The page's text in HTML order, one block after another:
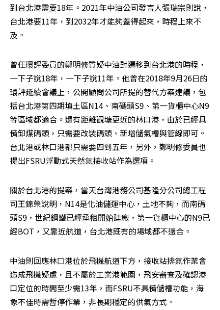
到台北港需要18年。2021年中油公司發言人張瑞宗則說，
台北港要11年，到2032年才能夠蓋得起來，時程上來不
及。
曾任環評委員的鄭明修質疑中油對遷移到台北港的時程，
一下子說18年，一下子說11年。他曾在2018年9月26日的
環評延續會議上，公開顧問公司所提的替代方案建議，包
括台北港第四期填土區N14、南碼頭S9、第一貨櫃中心N9
等區域都適合。還有距離觀塘更近的林口港，由於已經具
備卸煤碼頭，只需要改裝碼頭、新增儲氣槽與管線即可。
台北港或林口港都只需要四到五年，另外，鄭明修委員也
提出FSRU浮動式天然氣接收站作為選項。
關於台北港的提案，當天台灣港務公司基隆分公司總工程
司王錦榮說明，N14是化油儲運中心，土地不夠，而南碼
頭S9，世紀鋼鐵已經承租開始建廠，第一貨櫃中心的N9已
經BOT，又靠近航道，台北港既有的場域都不適合。
中油則回應林口港位於飛機航道下方，接收站排氣作業會
造成飛機疑慮，且不屬於工業港範圍，飛安審查及確認港
口定位的時間至少需13年，而FSRU不具備儲槽功能，海
象不佳時需暫停作業，非長期穩定的供氣方式。